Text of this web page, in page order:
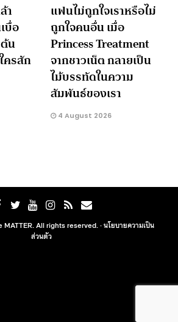
า
บื่อ
น
ครสัก
แฟนไม่ถูกใจเราหรือไม่
ถูกใจคนอื่น เมื่อ
Princess Treatment
จากชาวเน็ต กลายเป็น
ไม้บรรทัดในความ
สัมพันธ์ของเรา
4 August 2026
All rights reserved. ·นโยบายความเป็น
ส่วนตัว